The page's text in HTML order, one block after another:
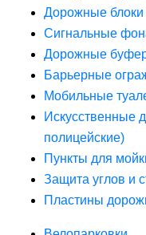
Дорожные блоки
Сигнальные
Дорожные
Барьерные
Мобильные
Искусственные
полицейские)
Пункты для
Защита углов и
Пластины